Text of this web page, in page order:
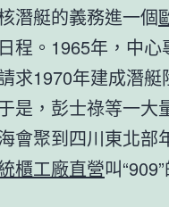
潛艇的義務進一個
程。1965年，中心
求1970年建成潛艇
是，彭士祿等一大
會聚到四川東北部
櫃工廠直營叫